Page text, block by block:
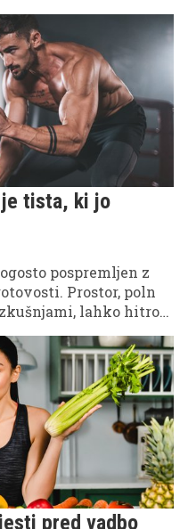
je tista, ki jo
pospremljen z
Prostor, poln
lahko hitro
če
nepotrebnega
pred vadbo